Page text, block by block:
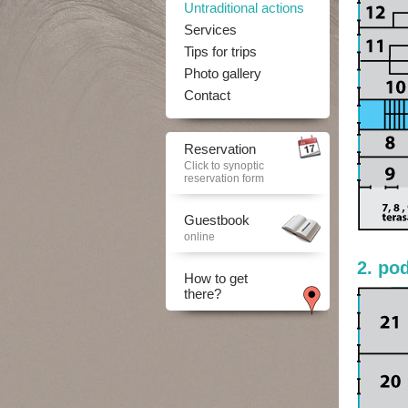
Untraditional actions
Services
Tips for trips
Photo gallery
Contact
Reservation
Click to synoptic
reservation form
Guestbook
online
How to get
there?
2.